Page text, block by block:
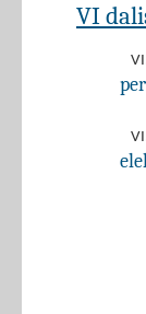
VI